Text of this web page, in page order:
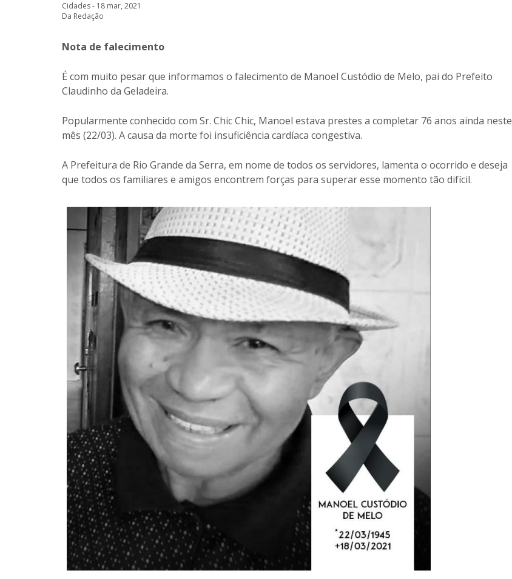
Cidades - 18 mar, 2021
Da Redação
Nota de falecimento
É com muito pesar que informamos o falecimento de Manoel Custódio de Melo, pai do Prefeito
Claudinho da Geladeira.
Popularmente conhecido com Sr. Chic Chic, Manoel estava prestes a completar 76 anos ainda neste
mês (22/03). A causa da morte foi insuficiência cardíaca congestiva.
A Prefeitura de Rio Grande da Serra, em nome de todos os servidores, lamenta o ocorrido e deseja
que todos os familiares e amigos encontrem forças para superar esse momento tão difícil.